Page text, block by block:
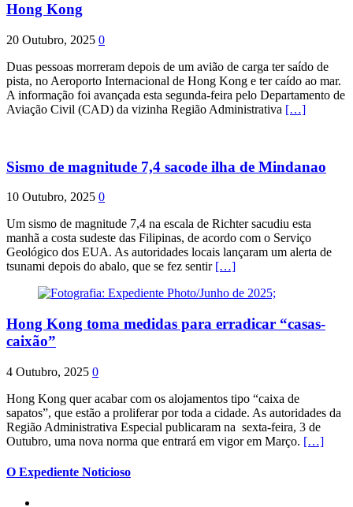
Hong Kong
20 Outubro, 2025 0
Duas pessoas morreram depois de um avião de carga ter saído de
pista, no Aeroporto Internacional de Hong Kong e ter caído ao mar.
A informação foi avançada esta segunda-feira pelo Departamento de
Aviação Civil (CAD) da vizinha Região Administrativa […]
Sismo de magnitude 7,4 sacode ilha de Mindanao
10 Outubro, 2025 0
Um sismo de magnitude 7,4 na escala de Richter sacudiu esta
manhã a costa sudeste das Filipinas, de acordo com o Serviço
Geológico dos EUA. As autoridades locais lançaram um alerta de
tsunami depois do abalo, que se fez sentir […]
Hong Kong toma medidas para erradicar “casas-
caixão”
4 Outubro, 2025 0
Hong Kong quer acabar com os alojamentos tipo “caixa de
sapatos”, que estão a proliferar por toda a cidade. As autoridades da
Região Administrativa Especial publicaram na sexta-feira, 3 de
Outubro, uma nova norma que entrará em vigor em Março. […]
O Expediente Noticioso